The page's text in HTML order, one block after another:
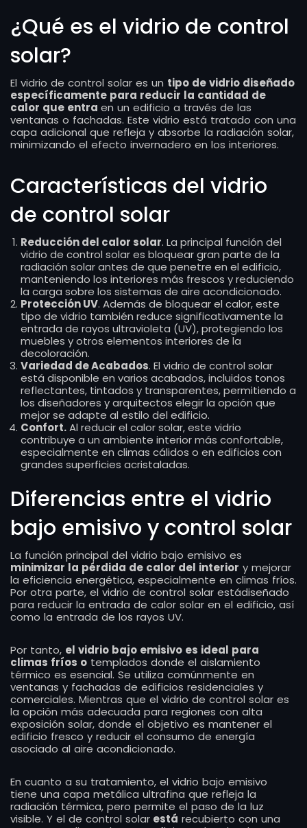
¿Qué es el vidrio de control
solar?
El vidrio de control solar es un tipo de vidrio diseñado
específicamente para reducir la cantidad de
calor que entra en un edificio a través de las
ventanas o fachadas. Este vidrio está tratado con una
capa adicional que refleja y absorbe la radiación solar,
minimizando el efecto invernadero en los interiores.
Características del vidrio
de control solar
Reducción del calor solar. La principal función del
vidrio de control solar es bloquear gran parte de la
radiación solar antes de que penetre en el edificio,
manteniendo los interiores más frescos y reduciendo
la carga sobre los sistemas de aire acondicionado.
Protección UV. Además de bloquear el calor, este
tipo de vidrio también reduce significativamente la
entrada de rayos ultravioleta (UV), protegiendo los
muebles y otros elementos interiores de la
decoloración.
Variedad de Acabados. El vidrio de control solar
está disponible en varios acabados, incluidos tonos
reflectantes, tintados y transparentes, permitiendo a
los diseñadores y arquitectos elegir la opción que
mejor se adapte al estilo del edificio.
Confort.Al reducir el calor solar, este vidrio
contribuye a un ambiente interior más confortable,
especialmente en climas cálidos o en edificios con
grandes superficies acristaladas.
Diferencias entre el vidrio
bajo emisivo y control solar
La función principal del vidrio bajo emisivo es
minimizar la pérdida de calor del interior y mejorar
la eficiencia energética, especialmente en climas fríos.
Por otra parte, el vidrio de control solar estádiseñado
para reducir la entrada de calor solar en el edificio, así
como la entrada de los rayos UV.
Por tanto, el vidrio bajo emisivo es ideal para
climas fríos o templados donde el aislamiento
térmico es esencial. Se utiliza comúnmente en
ventanas y fachadas de edificios residenciales y
comerciales. Mientras que el vidrio de control solar es
la opción más adecuada para regiones con alta
exposición solar, donde el objetivo es mantener el
edificio fresco y reducir el consumo de energía
asociado al aire acondicionado.
En cuanto a su tratamiento, el vidrio bajo emisivo
tiene una capa metálica ultrafina que refleja la
radiación térmica, pero permite el paso de la luz
visible. Y el de control solar está recubierto con una